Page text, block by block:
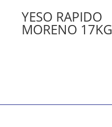
YESO RAPIDO
MORENO 17KG